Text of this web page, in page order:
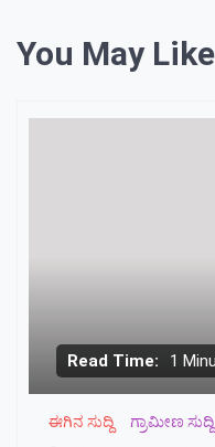
You May Like
Read Time: 1
ಈಗಿನ ಸುದ್ದಿ ಗ್ರಾಮೀಣ ಸುದ್ದಿ